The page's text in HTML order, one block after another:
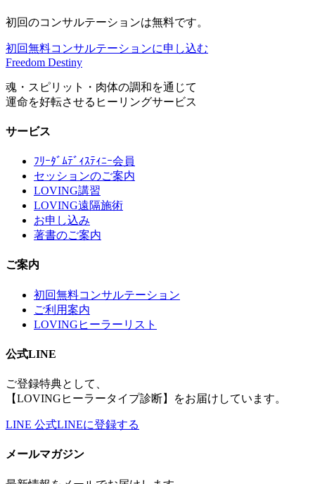
初回のコンサルテーションは無料です。
初回無料コンサルテーションに申し込む
Freedom Destiny
魂・スピリット・肉体の調和を通じて
運命を好転させるヒーリングサービス
サービス
ﾌﾘｰﾀﾞﾑﾃﾞｨｽﾃｨﾆｰ会員
セッションのご案内
LOVING講習
LOVING遠隔施術
お申し込み
著書のご案内
ご案内
初回無料コンサルテーション
ご利用案内
LOVINGヒーラーリスト
公式LINE
ご登録特典として、
【LOVINGヒーラータイプ診断】をお届けしています。
LINE 公式LINEに登録する
メールマガジン